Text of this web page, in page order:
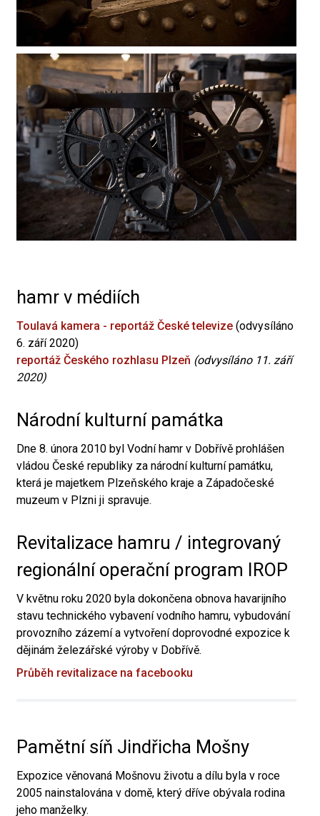
hamr v médiích
Toulavá kamera - reportáž České televize (odvysíláno
6. září 2020)
reportáž Českého rozhlasu Plzeň (odvysíláno 11. září
2020)
Národní kulturní památka
Dne 8. února 2010 byl Vodní hamr v Dobřívě prohlášen
vládou České republiky za národní kulturní památku,
která je majetkem Plzeňského kraje a Západočeské
muzeum v Plzni ji spravuje.
Revitalizace hamru / integrovaný
regionální operační program IROP
V květnu roku 2020 byla dokončena obnova havarijního
stavu technického vybavení vodního hamru, vybudování
provozního zázemí a vytvoření doprovodné expozice k
dějinám železářské výroby v Dobřívě.
Průběh revitalizace na facebooku
Pamětní síň Jindřicha Mošny
Expozice věnovaná Mošnovu životu a dílu byla v roce
2005 nainstalována v domě, který dříve obývala rodina
jeho manželky.